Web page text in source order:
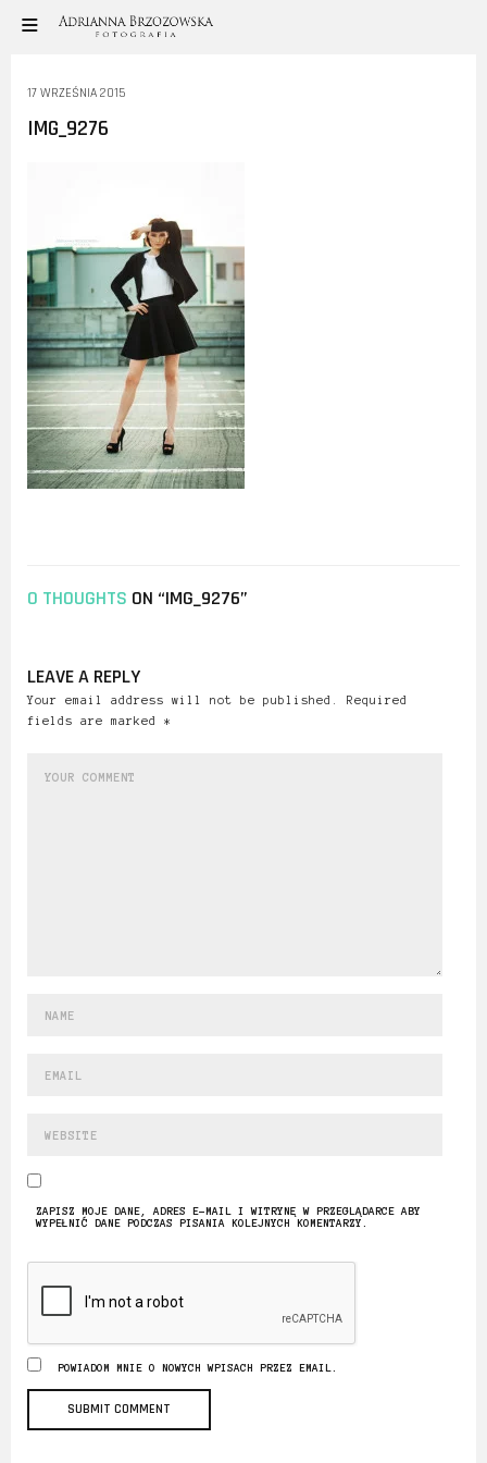
17 WRZEŚNIA 2015
IMG_9276
0 THOUGHTS ON “IMG_9276”
LEAVE A REPLY
Your email address will not be published. Required
fields are marked *
ZAPISZ MOJE DANE, ADRES E-MAIL I WITRYNĘ W PRZEGLĄDARCE ABY
WYPEŁNIĆ DANE PODCZAS PISANIA KOLEJNYCH KOMENTARZY.
POWIADOM MNIE O NOWYCH WPISACH PRZEZ EMAIL.